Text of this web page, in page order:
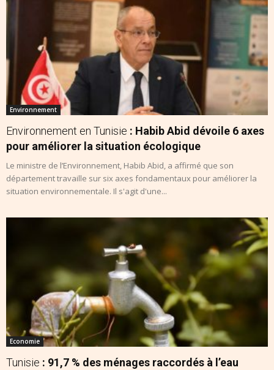
Environnement
Environnement en Tunisie : Habib Abid dévoile 6 axes
pour améliorer la situation écologique
Le ministre de l’Environnement, Habib Abid, a affirmé que son
département travaille sur six axes fondamentaux pour améliorer la
situation environnementale. Il s'agit d'une...
Economie
Tunisie : 91,7 % des ménages raccordés à l’eau